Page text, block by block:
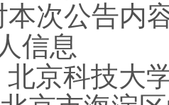
本次公告内
信息
北京科技大